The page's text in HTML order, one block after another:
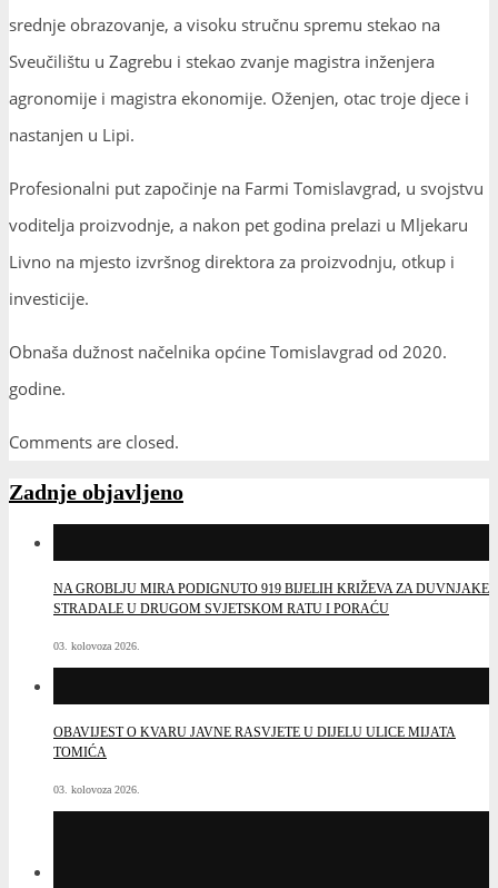
srednje obrazovanje, a visoku stručnu spremu stekao na
Sveučilištu u Zagrebu i stekao zvanje magistra inženjera
agronomije i magistra ekonomije. Oženjen, otac troje djece i
nastanjen u Lipi.
Profesionalni put započinje na Farmi Tomislavgrad, u svojstvu
voditelja proizvodnje, a nakon pet godina prelazi u Mljekaru
Livno na mjesto izvršnog direktora za proizvodnju, otkup i
investicije.
Obnaša dužnost načelnika općine Tomislavgrad od 2020.
godine.
Comments are closed.
Zadnje objavljeno
NA GROBLJU MIRA PODIGNUTO 919 BIJELIH KRIŽEVA ZA DUVNJAKE
STRADALE U DRUGOM SVJETSKOM RATU I PORAĆU
03. kolovoza 2026.
OBAVIJEST O KVARU JAVNE RASVJETE U DIJELU ULICE MIJATA
TOMIĆA
03. kolovoza 2026.